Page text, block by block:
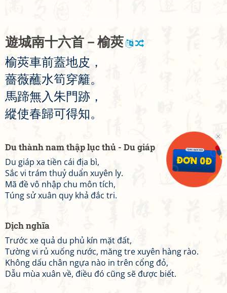
遊城南十六首 － 榆莢
榆莢車前蓋地皮 ，
薔薇蘸水筍穿籬。
馬蹄無入 朱門跡 ，
縱使春歸可得知。
Du thành nam thập lục thủ - Du giáp
Du giáp xa tiền cái địa bì,
Sắc vi trám thuỷ duẩn xuyên ly.
Mã đề vô nhập chu môn tích,
Túng sử xuân quy khả đắc tri.
Dịch nghĩa
Trước xe quả du phủ kín mặt đất,
Tường vi rủ xuống nước, măng tre xuyên hàng rào.
Không dấu chân ngựa nào in trên cổng đỏ,
Dẫu mùa xuân về, điều đó cũng sẽ được biết.